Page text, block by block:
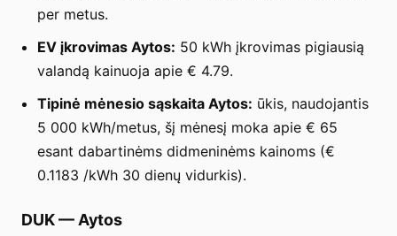
per metus.
EV įkrovimas Aytos: 50 kWh įkrovimas pigiausią
valandą kainuoja apie € 4.79.
Tipinė mėnesio sąskaita Aytos: ūkis, naudojantis
5 000 kWh/metus, šį mėnesį moka apie € 65
esant dabartinėms didmeninėms kainoms (€
0.1183 /kWh 30 dienų vidurkis).
DUK— Aytos